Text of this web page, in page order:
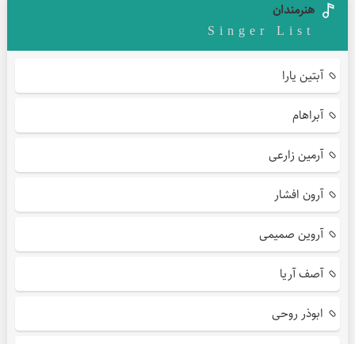
هنرمندان
Singer List
آبتین یارا
آبراهام
آرمین زارعی
آرون افشار
آروین صمیمی
آصف آریا
ابوذر روحی